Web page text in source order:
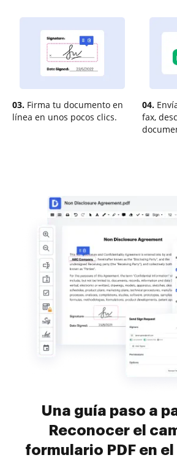
03. Firma tu documento en
línea en unos pocos clics.
04.
fax,
Una guía paso a
Reconocer el
formulario PDF en